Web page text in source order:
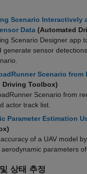
Scenario Interactively
Data (Automated
Scenario Designer app
generate sensor
Scenario from
Driving Toolbox)
Scenario from
actor track list.
Parameter Estimation
of a UAV model
parameters of
상태 추정